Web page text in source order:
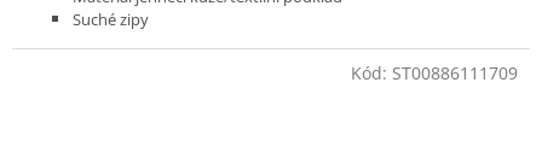
Suché zipy
Kód: ST00886111709